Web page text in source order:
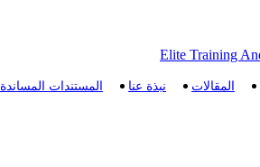
المقالات نبذة عنا المستندات المساندة